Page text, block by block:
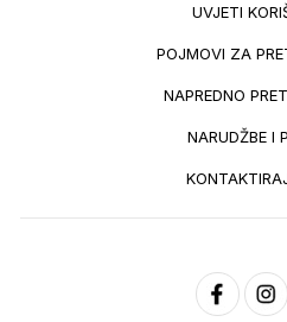
UVJETI
POJMOVI ZA
NAPREDNO
NARUDŽBE I